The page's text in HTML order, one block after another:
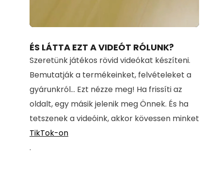
40.25%
ÉS LÁTTA EZT A VIDEÓT RÓLUNK?
Szeretünk játékos rövid videókat készíteni.
Bemutatják a termékeinket, felvételeket a
gyárunkról... Ezt nézze meg! Ha frissíti az
oldalt, egy másik jelenik meg Önnek. És ha
tetszenek a videóink, akkor kövessen minket
TikTok-on
.